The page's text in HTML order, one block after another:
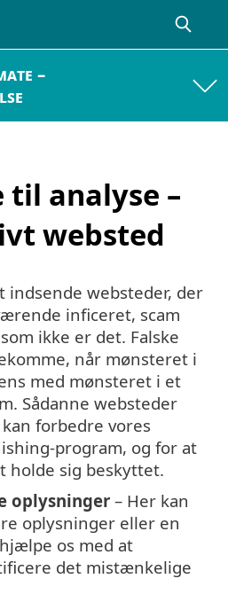
–
analyse –
websted
indsende websteder, der
inficeret, scam
ikke er det. Falske
når mønsteret i
med mønsteret i et
Sådanne websteder
forbedre vores
program, og for at
holde sig beskyttet.
oplysninger – Her kan
oplysninger eller en
os med at
det mistænkelige